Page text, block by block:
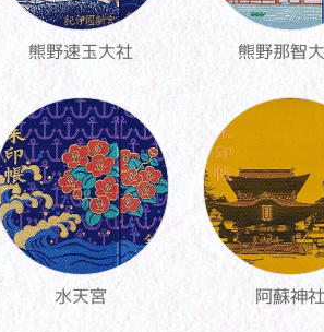
熊野速玉大社 熊野那智
水天宮 阿蘇神社